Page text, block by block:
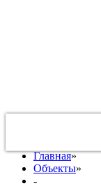
Главная»
Объекты»
-